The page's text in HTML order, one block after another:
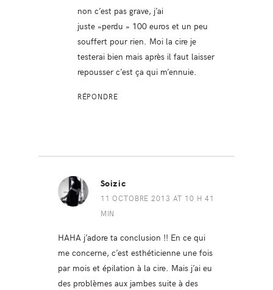
non c’est pas grave, j’ai
juste »perdu » 100 euros et un peu
souffert pour rien. Moi la cire je
testerai bien mais après il faut laisser
repousser c’est ça qui m’ennuie.
RÉPONDRE
Soizic
11 OCTOBRE 2013 AT 10 H 41
MIN
HAHA j’adore ta conclusion !! En ce qui
me concerne, c’est esthéticienne une fois
par mois et épilation à la cire. Mais j’ai eu
des problèmes aux jambes suite à des